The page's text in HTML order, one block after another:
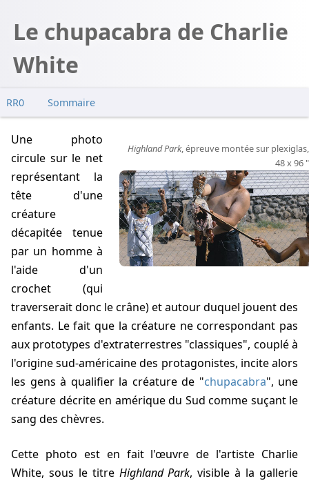
Le chupacabra de Charlie
White
RR0 Sommaire
Highland Park, épreuve montée sur plexiglas,
48 x 96 "
Une photo
circule sur le net
représentant la
tête d'une
créature
décapitée tenue
par un homme à
l'aide d'un
crochet (qui
traverserait donc le crâne) et autour duquel jouent des
enfants. Le fait que la créature ne correspondant pas
aux prototypes d'extraterrestres "classiques", couplé à
l'origine sud-américaine des protagonistes, incite alors
les gens à qualifier la créature de "chupacabra", une
créature décrite en amérique du Sud comme suçant le
sang des chèvres.
Cette photo est en fait l'œuvre de l'artiste Charlie
White, sous le titre Highland Park, visible à la gallerie